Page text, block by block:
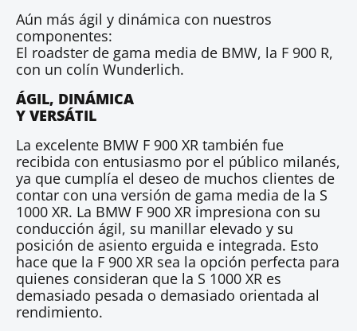
Aún más ágil y dinámica con nuestros
componentes:
El roadster de gama media de BMW, la F 900 R,
con un colín Wunderlich.
ÁGIL, DINÁMICA
Y VERSÁTIL
La excelente BMW F 900 XR también fue
recibida con entusiasmo por el público milanés,
ya que cumplía el deseo de muchos clientes de
contar con una versión de gama media de la S
1000 XR. La BMW F 900 XR impresiona con su
conducción ágil, su manillar elevado y su
posición de asiento erguida e integrada. Esto
hace que la F 900 XR sea la opción perfecta para
quienes consideran que la S 1000 XR es
demasiado pesada o demasiado orientada al
rendimiento.